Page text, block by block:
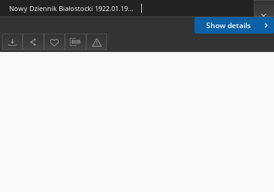
Show details
Nowy Dziennik Białostocki 1922.01.19 R.2 nr 15